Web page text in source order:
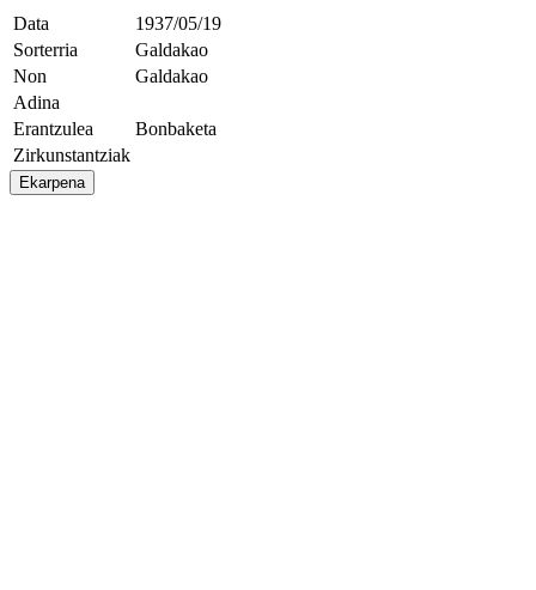
Data
1937/05/19
Sorterria
Galdakao
Non
Galdakao
Adina
Erantzulea
Bonbaketa
Zirkunstantziak